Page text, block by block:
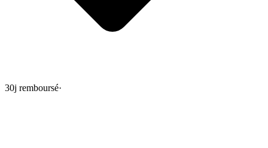
30j remboursé·